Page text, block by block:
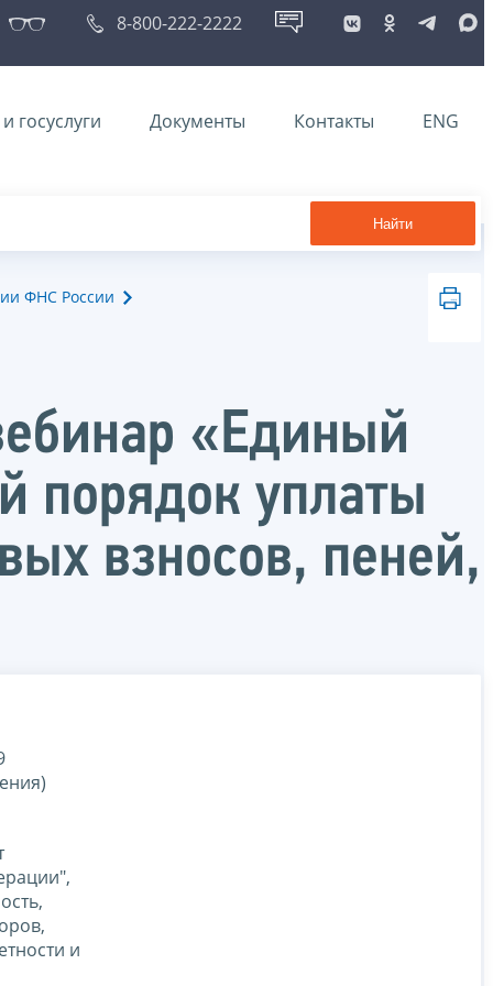
8-800-222-2222
госуслуги Документы Контакты ENG
Найти
ФНС России
«Единый
порядок уплаты
взносов, пеней,
и